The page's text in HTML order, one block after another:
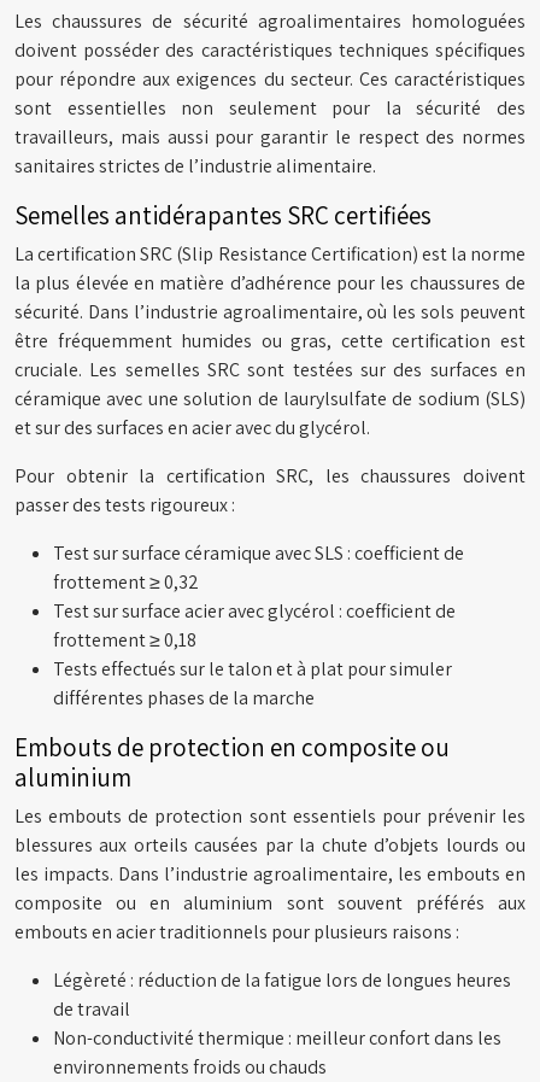
Les chaussures de sécurité agroalimentaires homologuées
doivent posséder des caractéristiques techniques spécifiques
pour répondre aux exigences du secteur. Ces caractéristiques
sont essentielles non seulement pour la sécurité des
travailleurs, mais aussi pour garantir le respect des normes
sanitaires strictes de l’industrie alimentaire.
Semelles antidérapantes SRC certifiées
La certification SRC (Slip Resistance Certification) est la norme
la plus élevée en matière d’adhérence pour les chaussures de
sécurité. Dans l’industrie agroalimentaire, où les sols peuvent
être fréquemment humides ou gras, cette certification est
cruciale. Les semelles SRC sont testées sur des surfaces en
céramique avec une solution de laurylsulfate de sodium (SLS)
et sur des surfaces en acier avec du glycérol.
Pour obtenir la certification SRC, les chaussures doivent
passer des tests rigoureux :
Test sur surface céramique avec SLS : coefficient de
frottement ≥ 0,32
Test sur surface acier avec glycérol : coefficient de
frottement ≥ 0,18
Tests effectués sur le talon et à plat pour simuler
différentes phases de la marche
Embouts de protection en composite ou
aluminium
Les embouts de protection sont essentiels pour prévenir les
blessures aux orteils causées par la chute d’objets lourds ou
les impacts. Dans l’industrie agroalimentaire, les embouts en
composite ou en aluminium sont souvent préférés aux
embouts en acier traditionnels pour plusieurs raisons :
Légèreté : réduction de la fatigue lors de longues heures
de travail
Non-conductivité thermique : meilleur confort dans les
environnements froids ou chauds